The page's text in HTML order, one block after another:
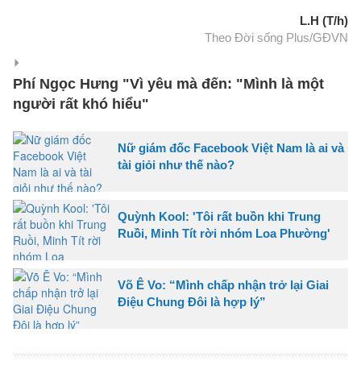
L.H (T/h)
Theo Đời sống Plus/GĐVN
Phí Ngọc Hưng "Vì yêu mà đến: "Mình là một
người rất khó hiểu"
Nữ giám đốc Facebook Việt Nam là ai và
tài giỏi như thế nào?
Quỳnh Kool: 'Tôi rất buồn khi Trung
Ruồi, Minh Tít rời nhóm Loa Phường'
Võ Ê Vo: “Mình chấp nhận trở lại Giai
Điệu Chung Đôi là hợp lý”